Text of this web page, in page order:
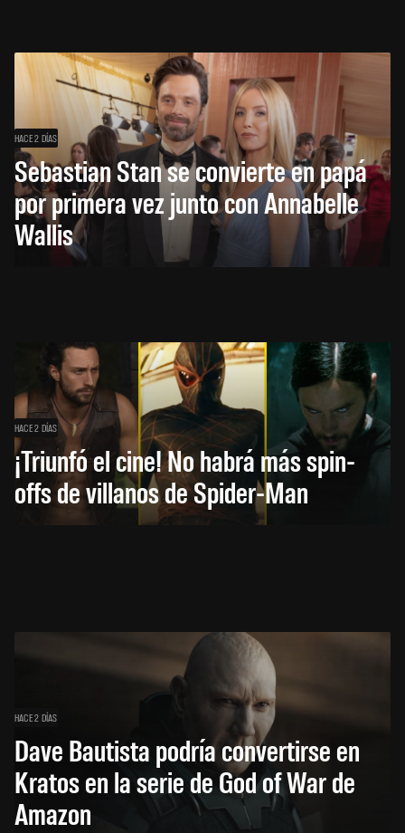
HACE 2 DÍAS
Sebastian Stan se convierte en papá
por primera vez junto con Annabelle
Wallis
HACE 2 DÍAS
¡Triunfó el cine! No habrá más spin-
offs de villanos de Spider-Man
HACE 2 DÍAS
Dave Bautista podría convertirse en
Kratos en la serie de God of War de
Amazon